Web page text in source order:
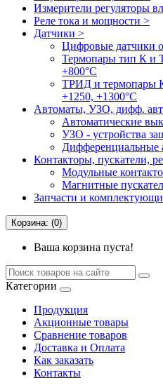
Измерители регуляторы
Реле тока и мощности >
Датчики >
Цифровые датчики
Термопары тип К и
+800°C
ТРИД и термопары
+1250, +1300°C
Автоматы, УЗО, дифф.
Автоматические
УЗО - устройства
Дифференциальные
Контакторы, пускатели,
Модульные
Магнитные
Запчасти и
Корзина: (0)
Ваша корзина пуста!
Категории
Продукция
Акционные товары
Сравнение товаров
Доставка и Оплата
Как заказать
Контакты